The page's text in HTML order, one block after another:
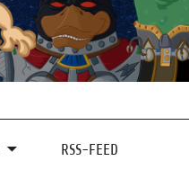
RSS-FEED